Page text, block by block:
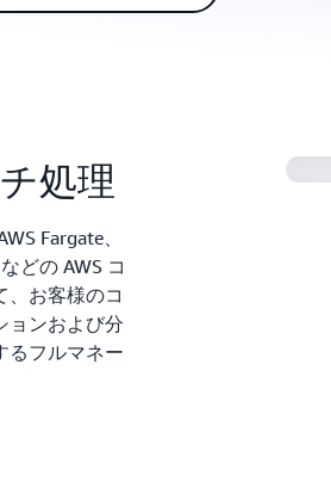
処理
Fargate、
どの AWS コ
、お客様のコ
ョンおよび分
るフルマネー